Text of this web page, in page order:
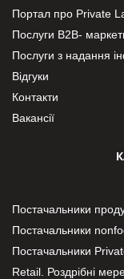
Портал про Private
Послуги В2В-
Послуги з надання
Відгуки
Контакти
Вакансії
Постачальники
Постачальники
Постачальники
Retail. Роздрібні